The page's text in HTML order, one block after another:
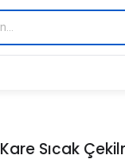
Kare Sıcak